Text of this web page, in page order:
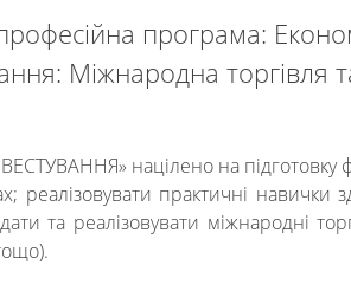
програма:
Міжнародна торгівля
націлено на підготовку
практичні навички
та реалізовувати міжнародні